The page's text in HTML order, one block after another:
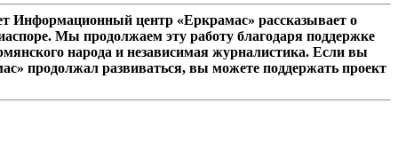
Информационный центр «Еркрамас» рассказывает о
Мы продолжаем эту работу благодаря поддержке
народа и независимая журналистика. Если вы
продолжал развиваться, вы можете поддержать проект